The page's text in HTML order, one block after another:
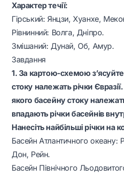
Характер течії:
Гірський: Янцзи, Хуанхе,
Рівнинний: Волга, Дніпро.
Змішаний: Дунай, Об, Амур.
Завдання
1. За картою-схемою
стоку належать річки
якого басейну стоку
впадають річки басейнів
Нанесіть найбільші річки на
Басейн Атлантичного океану:
Дон, Рейн.
Басейн Північного